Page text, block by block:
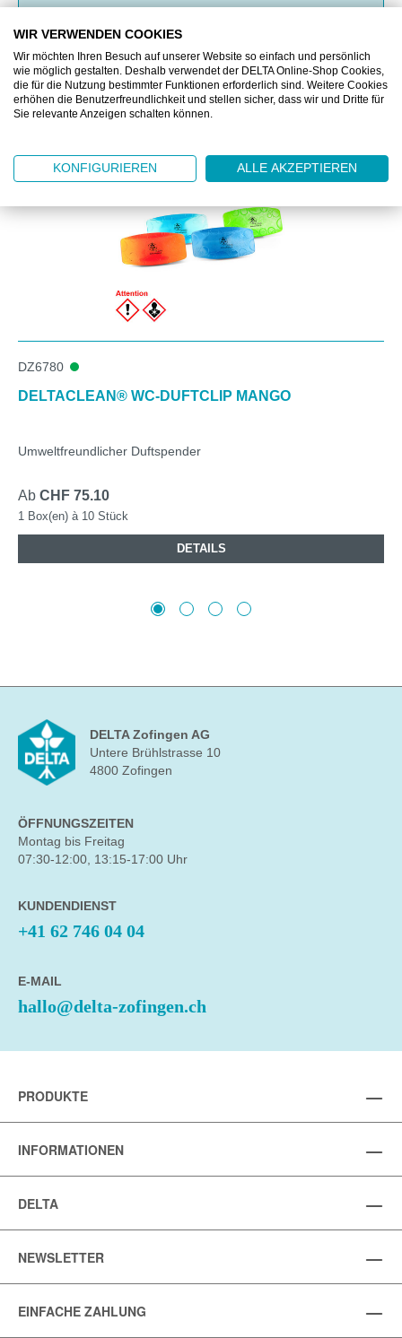
Produktgalerie überspringen
Kunden kauften auch
DZ6780
DELTACLEAN® WC-DUFTCLIP MANGO
Umweltfreundlicher Duftspender
Ab CHF 75.10
1 Box(en) à 10 Stück
DETAILS
DELTA Zofingen AG
Untere Brühlstrasse 10
4800 Zofingen
ÖFFNUNGSZEITEN
Montag bis Freitag
07:30-12:00, 13:15-17:00 Uhr
KUNDENDIENST
+41 62 746 04 04
E-MAIL
hallo@delta-zofingen.ch
PRODUKTE
INFORMATIONEN
DELTA
NEWSLETTER
EINFACHE ZAHLUNG
WIR VERWENDEN COOKIES
Wir möchten Ihren Besuch auf unserer Website so einfach und persönlich
wie möglich gestalten. Deshalb verwendet der DELTA Online-Shop Cookies,
die für die Nutzung bestimmter Funktionen erforderlich sind. Weitere Cookies
erhöhen die Benutzerfreundlichkeit und stellen sicher, dass wir und Dritte für
Sie relevante Anzeigen schalten können.
KONFIGURIEREN ALLE AKZEPTIEREN